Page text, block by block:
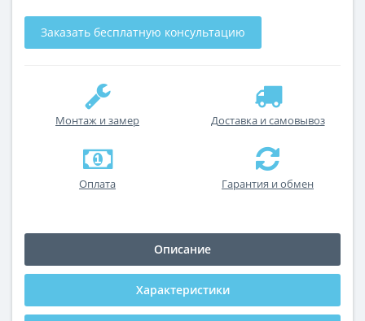
Заказать бесплатную консультацию
Монтаж и замер Доставка и самовывоз
Оплата Гарантия и обмен
Описание
Характеристики